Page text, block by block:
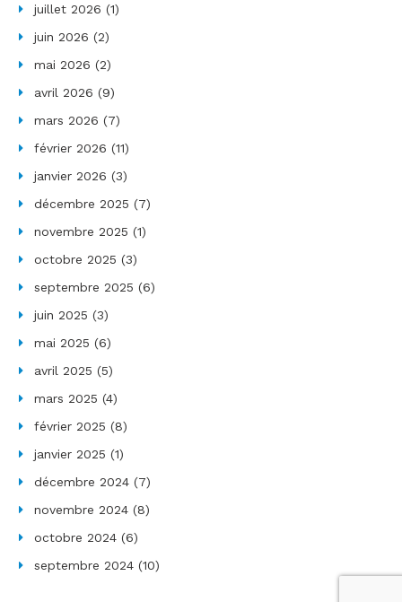
juillet 2026 (1)
juin 2026 (2)
mai 2026 (2)
avril 2026 (9)
mars 2026 (7)
février 2026 (11)
janvier 2026 (3)
décembre 2025 (7)
novembre 2025 (1)
octobre 2025 (3)
septembre 2025 (6)
juin 2025 (3)
mai 2025 (6)
avril 2025 (5)
mars 2025 (4)
février 2025 (8)
janvier 2025 (1)
décembre 2024 (7)
novembre 2024 (8)
octobre 2024 (6)
septembre 2024 (10)